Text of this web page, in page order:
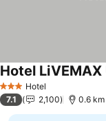
3 BintangHotel
Hotel
7.1 2,100 0.6